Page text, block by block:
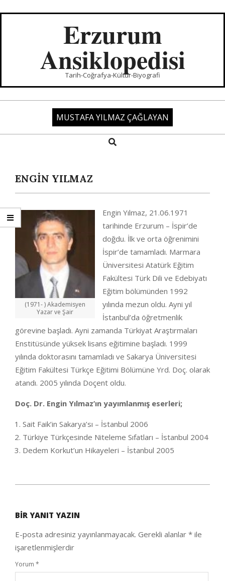
Erzurum
Ansiklopedisi
Tarih-Coğrafya-Kültür-Biyografi
MUSTAFA YILMAZ ÇAĞLAYAN
Search
ENGİN YILMAZ
(1971- ) Akademisyen
Yazar ve Şair
Engin Yılmaz, 21.06.1971
tarihinde Erzurum – İspir’de
doğdu. İlk ve orta öğrenimini
İspir’de tamamladı. Marmara
Üniversitesi Atatürk Eğitim
Fakültesi Türk Dili ve Edebiyatı
Eğitim bölümünden 1992
yılında mezun oldu. Ayni yıl
İstanbul’da öğretmenlik
görevine başladı. Ayni zamanda Türkiyat Araştırmaları
Enstitüsünde yüksek lisans eğitimine başladı. 1999
yılında doktorasını tamamladı ve Sakarya Üniversitesi
Eğitim Fakültesi Türkçe Eğitimi Bölümüne Yrd. Doç. olarak
atandı. 2005 yılında Doçent oldu.
Doç. Dr. Engin Yılmaz’ın yayımlanmış eserleri;
Sait Faik’in Sakarya’sı – İstanbul 2006
Türkiye Türkçesinde Niteleme Sıfatları – İstanbul 2004
Dedem Korkut’un Hikayeleri – İstanbul 2005
04
BIR YANIT YAZIN
E-posta adresiniz yayınlanmayacak. Gerekli alanlar * ile
işaretlenmişlerdir
Yorum *